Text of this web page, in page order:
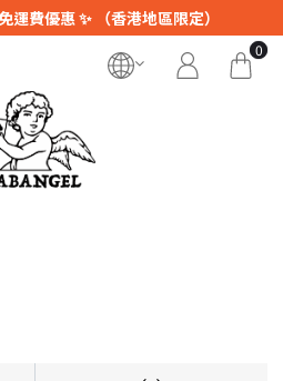
運費優惠 ✨ （香港地區限定）
0